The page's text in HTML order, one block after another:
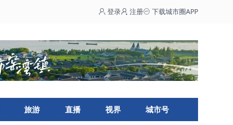
登录 注册 下载城市圈APP
旅游 直播 视界 城市号